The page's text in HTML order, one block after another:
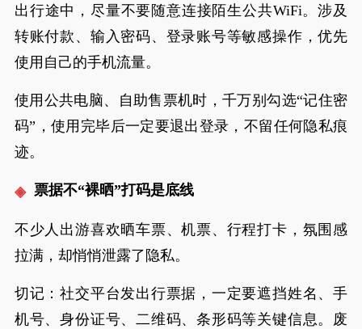
出行途中，尽量不要随意连接陌生公共WiFi。涉及
转账付款、输入密码、登录账号等敏感操作，优先
使用自己的手机流量。
使用公共电脑、自助售票机时，千万别勾选“记住密
码”，使用完毕后一定要退出登录，不留任何隐私痕
迹。
票据不“裸晒”打码是底线
不少人出游喜欢晒车票、机票、行程打卡，氛围感
拉满，却悄悄泄露了隐私。
切记：社交平台发出行票据，一定要遮挡姓名、手
机号、身份证号、二维码、条形码等关键信息。废